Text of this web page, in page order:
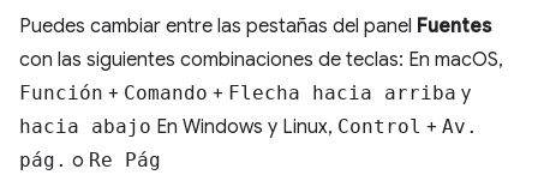
Puedes cambiar entre las pestañas del panel Fuentes
con las siguientes combinaciones de teclas: En macOS,
Función + Comando + Flecha hacia arriba y
hacia abajo En Windows y Linux, Control + Av.
pág. o Re Pág